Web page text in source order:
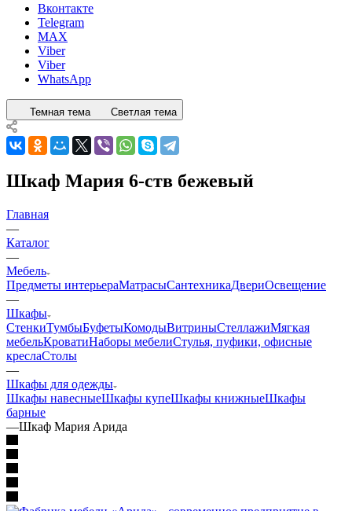
Вконтакте
Telegram
MAX
Viber
Viber
WhatsApp
Темная тема Светлая тема
Шкаф Мария 6-ств бежевый
Главная
—
Каталог
—
Мебель
Предметы интерьераМатрасыСантехникаДвериОсвещение
—
Шкафы
СтенкиТумбыБуфетыКомодыВитриныСтеллажиМягкая
мебельКроватиНаборы мебелиСтулья, пуфики, офисные
креслаСтолы
—
Шкафы для одежды
Шкафы навесныеШкафы купеШкафы книжныеШкафы
барные
—Шкаф Мария Арида